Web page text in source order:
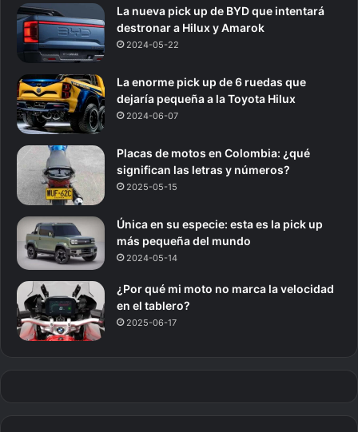
La nueva pick up de BYD que intentará
destronar a Hilux y Amarok
2024-05-22
La enorme pick up de 6 ruedas que
dejaría pequeña a la Toyota Hilux
2024-06-07
Placas de motos en Colombia: ¿qué
significan las letras y números?
2025-05-15
Única en su especie: esta es la pick up
más pequeña del mundo
2024-05-14
¿Por qué mi moto no marca la velocidad
en el tablero?
2025-06-17